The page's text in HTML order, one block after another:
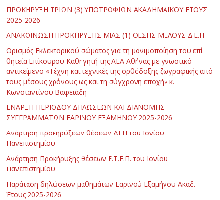
ΠΡΟΚΗΡΥΞΗ ΤΡΙΩΝ (3) ΥΠΟΤΡΟΦΙΩΝ ΑΚΑΔΗΜΑΪΚΟΥ ΕΤΟΥΣ
2025-2026
ΑΝΑΚΟΙΝΩΣΗ ΠΡΟΚΗΡΥΞΗΣ ΜΙΑΣ (1) ΘΕΣΗΣ ΜΕΛΟΥΣ Δ.Ε.Π
Ορισμός Εκλεκτορικού σώματος για τη μονιμοποίηση του επί
θητεία Επίκουρου Καθηγητή της ΑΕΑ Αθήνας με γνωστικό
αντικείμενο «Τέχνη και τεχνικές της ορθόδοξης ζωγραφικής από
τους μέσους χρόνους ως και τη σύγχρονη εποχή» κ.
Κωνσταντίνου Βαφειάδη
ΕΝΑΡΞΗ ΠΕΡΙΟΔΟΥ ΔΗΛΩΣΕΩΝ ΚΑΙ ΔΙΑΝΟΜΗΣ
ΣΥΓΓΡΑΜΜΑΤΩΝ ΕΑΡΙΝΟΥ ΕΞΑΜΗΝΟΥ 2025-2026
Ανάρτηση προκηρύξεων θέσεων ΔΕΠ του Ιονίου
Πανεπιστημίου
Ανάρτηση Προκήρυξης θέσεων Ε.Τ.Ε.Π. του Ιονίου
Πανεπιστημίου
Παράταση δηλώσεων μαθημάτων Εαρινού Εξαμήνου Ακαδ.
Έτους 2025-2026